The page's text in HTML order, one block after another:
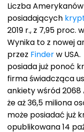
Liczba Amerykanów
posiadających
2019 r., z 7,95 proc.
Wynika to z nowej
przez Finderw
posiada już ponoć
firma świadcząca
ankiety wśród 2068
że aż 36,5 miliona
może posiadać już
opublikowana 14